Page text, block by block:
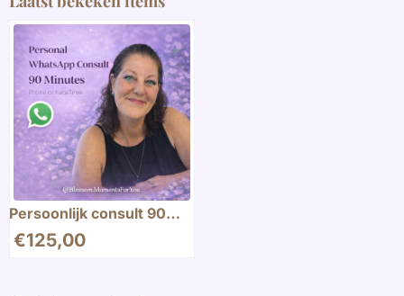
Persoonlijk consult 90
minuten
€125,00